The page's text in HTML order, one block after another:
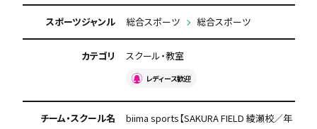
スポーツジャンル 総合スポーツ 総合スポーツ
カテゴリ スクール・教室
レディース歓迎
チーム・スクール名
biima sports【SAKURA FIELD 綾瀬校／年